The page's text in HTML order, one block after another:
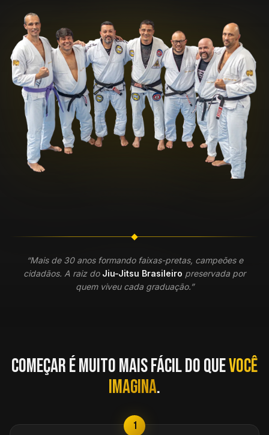
“Mais de 30 anos formando faixas-pretas, campeões e
cidadãos. A raiz do Jiu-Jitsu Brasileiro preservada por
quem viveu cada graduação.”
Começar é muito mais fácil do quevocê
imagina.
1